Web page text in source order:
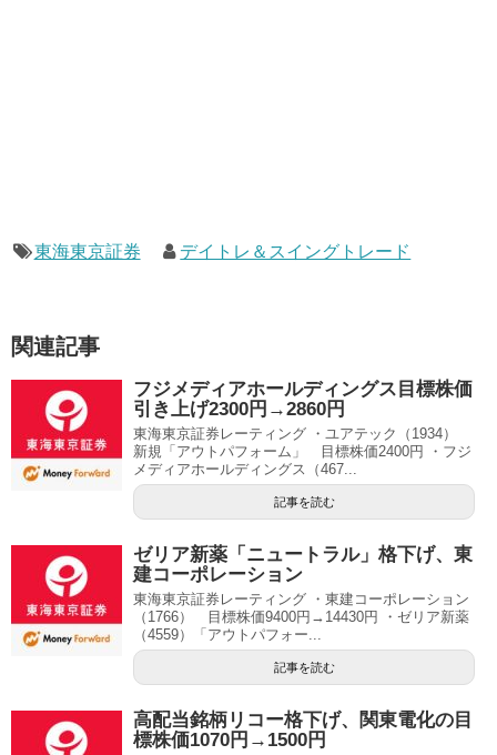
東海東京証券 デイトレ＆スイングトレード
関連記事
フジメディアホールディングス目標株価
引き上げ2300円→2860円
東海東京証券レーティング ・ユアテック（1934）
新規「アウトパフォーム」 目標株価2400円 ・フジ
メディアホールディングス（467...
記事を読む
ゼリア新薬「ニュートラル」格下げ、東
建コーポレーション
東海東京証券レーティング ・東建コーポレーション
（1766） 目標株価9400円→14430円 ・ゼリア新薬
（4559）「アウトパフォー...
記事を読む
高配当銘柄リコー格下げ、関東電化の目
標株価1070円→1500円